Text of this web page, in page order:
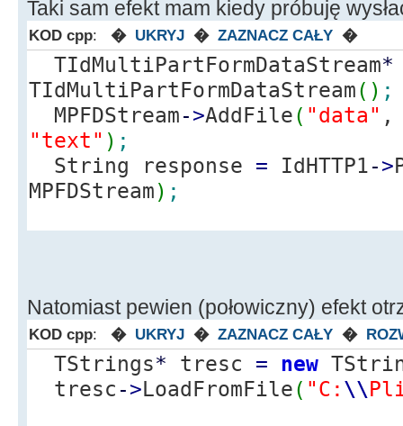
Taki sam efekt mam kiedy próbuję
KOD cpp: � UKRYJ � ZAZNACZ CAŁY �
TIdMultiPartFormDataStream*
TIdMultiPartFormDataStream( ) ;
MPFDStream->AddFile( "data"
"text" ) ;
String response = IdHTTP1->
MPFDStream) ;
Natomiast pewien (połowiczny) efekt
KOD cpp: � UKRYJ � ZAZNACZ CAŁY �
TStrings* tresc = new
tresc ->LoadFromFile( "C: \\